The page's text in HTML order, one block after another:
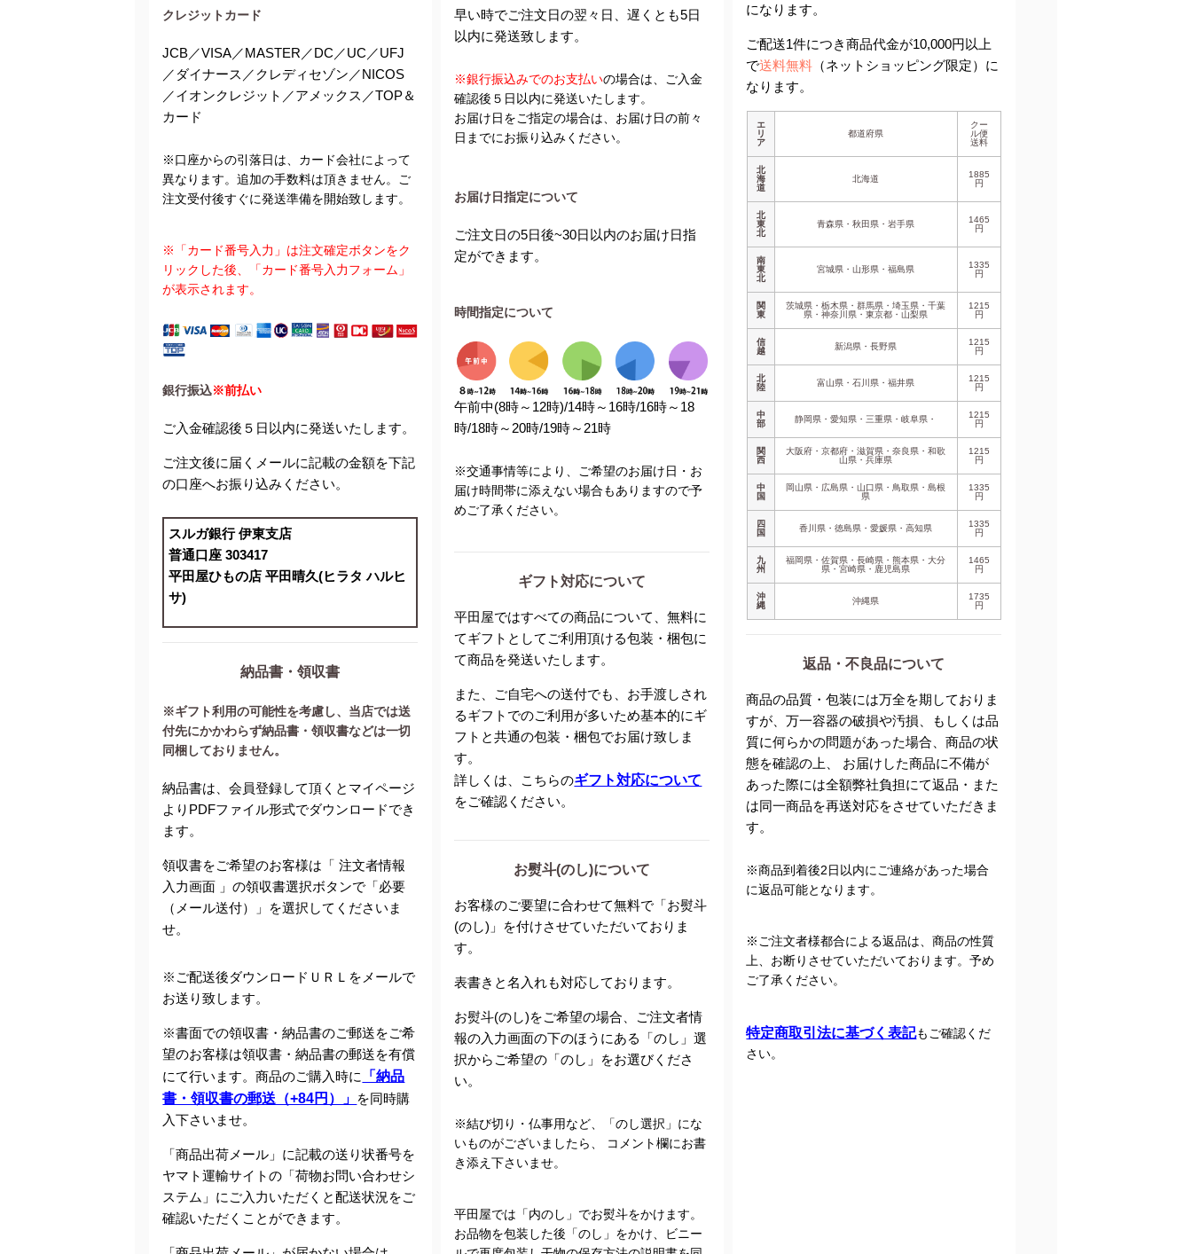
クレジットカード
JCB／VISA／MASTER／DC／UC／UFJ
／ダイナース／クレディセゾン／NICOS
／イオンクレジット／アメックス／TOP＆
カード
※口座からの引落日は、カード会社によって
異なります。追加の手数料は頂きません。ご
注文受付後すぐに発送準備を開始致します。
※「カード番号入力」は注文確定ボタンをク
リックした後、「カード番号入力フォーム」
が表示されます。
銀行振込※前払い
ご入金確認後５日以内に発送いたします。
ご注文後に届くメールに記載の金額を下記
の口座へお振り込みください。
スルガ銀行 伊東支店
普通口座 303417
平田屋ひもの店 平田晴久(ヒラタ ハルヒ
サ)
納品書・領収書
※ギフト利用の可能性を考慮し、当店では送
付先にかかわらず納品書・領収書などは一切
同梱しておりません。
納品書は、会員登録して頂くとマイページ
よりPDFファイル形式でダウンロードでき
ます。
領収書をご希望のお客様は「 注文者情報
入力画面 」の領収書選択ボタンで「必要
（メール送付）」を選択してくださいま
せ。
※ご配送後ダウンロードＵＲＬをメールで
お送り致します。
※書面での領収書・納品書のご郵送をご希
望のお客様は領収書・納品書の郵送を有償
にて行います。商品のご購入時に
「納品
書・領収書の郵送（+84円）」 を同時購
入下さいませ。
「商品出荷メール」に記載の送り状番号を
ヤマト運輸サイトの「荷物お問い合わせシ
ステム」にご入力いただくと配送状況をご
確認いただくことができます。
早い時でご注文日の翌々日、遅くとも5日
以内に発送致します。
※銀行振込みでのお支払いの場合は、ご入金
確認後５日以内に発送いたします。
お届け日をご指定の場合は、お届け日の前々
日までにお振り込みください。
お届け日指定について
ご注文日の5日後~30日以内のお届け日指
定ができます。
時間指定について
午前中(8時～12時)/14時～16時/16時～18
時/18時～20時/19時～21時
※交通事情等により、ご希望のお届け日・お
届け時間帯に添えない場合もありますので予
めご了承ください。
ギフト対応について
平田屋ではすべての商品について、無料に
てギフトとしてご利用頂ける包装・梱包に
て商品を発送いたします。
また、ご自宅への送付でも、お手渡しされ
るギフトでのご利用が多いため基本的にギ
フトと共通の包装・梱包でお届け致しま
す。
詳しくは、こちらのギフト対応について
をご確認ください。
お熨斗(のし)について
お客様のご要望に合わせて無料で「お熨斗
(のし)」を付けさせていただいておりま
す。
表書きと名入れも対応しております。
お熨斗(のし)をご希望の場合、ご注文者情
報の入力画面の下のほうにある「のし」選
択からご希望の「のし」をお選びくださ
い。
※結び切り・仏事用など、「のし選択」にな
いものがございましたら、 コメント欄にお書
き添え下さいませ。
平田屋では「内のし」でお熨斗をかけます。
お品物を包装した後「のし」をかけ、ビニー
になります。
ご配送1件につき商品代金が10,000円以上
で送料無料 （ネットショッピング限定）に
なります。
エ
リ
ア
都道府県
クー
ル便
送料
北
海
道
北海道
1885
円
北
東
北
青森県・秋田県・岩手県
1465
円
南
東
北
宮城県・山形県・福島県
1335
円
関
東
茨城県・栃木県・群馬県・埼玉県・千葉
県・神奈川県・東京都・山梨県
1215
円
信
越
新潟県・長野県
1215
円
北
陸
富山県・石川県・福井県
1215
円
中
部
静岡県・愛知県・三重県・岐阜県・
1215
円
関
西
大阪府・京都府・滋賀県・奈良県・和歌
山県・兵庫県
1215
円
中
国
岡山県・広島県・山口県・鳥取県・島根
県
1335
円
四
国
香川県・徳島県・愛媛県・高知県
1335
円
九
州
福岡県・佐賀県・長崎県・熊本県・大分
県・宮崎県・鹿児島県
1465
円
沖
縄
沖縄県
1735
円
返品・不良品について
商品の品質・包装には万全を期しておりま
すが、万一容器の破損や汚損、もしくは品
質に何らかの問題があった場合、商品の状
態を確認の上、 お届けした商品に不備が
あった際には全額弊社負担にて返品・また
は同一商品を再送対応をさせていただきま
す。
※商品到着後2日以内にご連絡があった場合
に返品可能となります。
※ご注文者様都合による返品は、商品の性質
上、お断りさせていただいております。予め
ご了承ください。
特定商取引法に基づく表記もご確認くだ
さい。